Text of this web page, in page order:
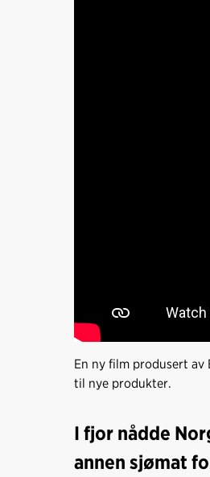
En ny film produsert av
til nye produkter.
I fjor nådde
annen sjømat